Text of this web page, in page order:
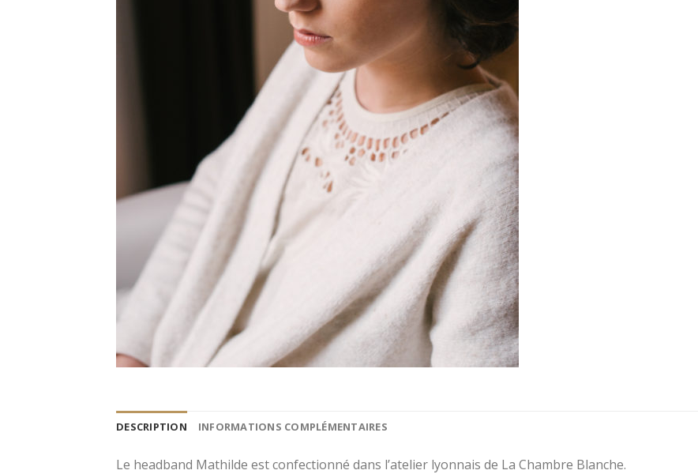
DESCRIPTION INFORMATIONS COMPLÉMENTAIRES
Le headband Mathilde est confectionné dans l’atelier lyonnais de La Chambre Blanche.